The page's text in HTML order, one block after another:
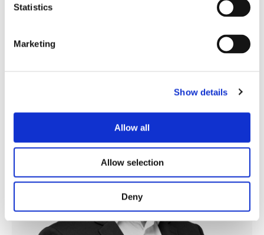
Statistics
Marketing
Show details
Allow all
Allow selection
Deny
高管团队